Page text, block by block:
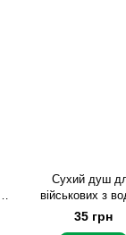
Сухий душ
військових з
SHOWER
— пінна
35 грн